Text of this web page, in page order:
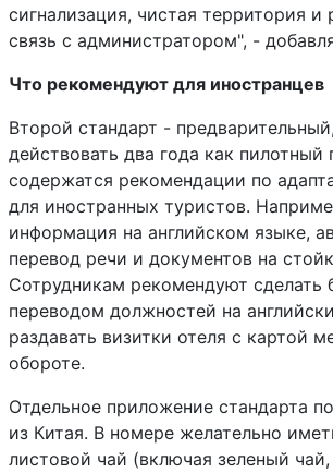
сигнализация, чистая территория
связь с администратором", -
Что рекомендуют для иностранцев
Второй стандарт -
действовать два года как пилотный
содержатся рекомендации по
для иностранных туристов.
информация на английском языке,
перевод речи и документов на
Сотрудникам рекомендуют сделать
переводом должностей на
раздавать визитки отеля с картой
обороте.
Отдельное приложение стандарта
из Китая. В номере желательно
листовой чай (включая зеленый чай,